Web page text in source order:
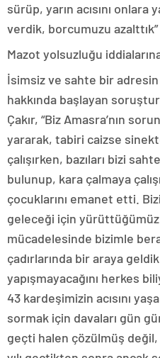
sürüp, yarın acısını
verdik, borcumuzu azalttık”
Mazot yolsuzluğu
İsimsiz ve sahte bir adresin
hakkında başlayan
Çakır, “Biz Amasra’nın
yararak, tabiri caizse
çalışırken, bazıları bizi
bulunup, kara çalmaya
çocuklarını emanet etti.
geleceği için
mücadelesinde bizimle
çadırlarında bir araya
yapışmayacağını herkes
43 kardeşimizin acısını
sormak için davaları gün
geçti halen çözülmüş değil,